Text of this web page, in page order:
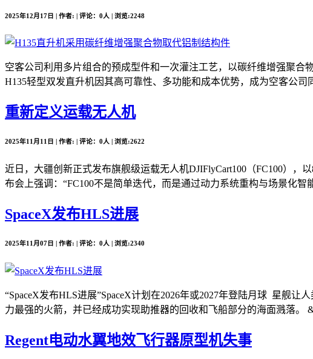
2025年12月17日 | 作者: | 评论：0人 | 浏览:2248
空客公司利用多片组合的预成型件和一次灌注工艺，以碳纤维增强聚合
H135轻型双发直升机因其高可靠性、多功能和成本优势，成为空客公
重新定义运载无人机
2025年11月11日 | 作者: | 评论：0人 | 浏览:2622
近日，大疆创新正式发布旗舰级运载无人机DJIFlyCart100（FC100）
布会上强调：“FC100不是简单迭代，而是通过动力系统重构与场景化智
SpaceX发布HLS进展
2025年11月07日 | 作者: | 评论：0人 | 浏览:2340
“SpaceX发布HLS进展”SpaceX计划在2026年或2027年登陆月球 星舰
力最强的火箭，并已经成功实现助推器的回收和飞船部分的海面溅落。
Regent电动水翼地效飞行器原型机失事